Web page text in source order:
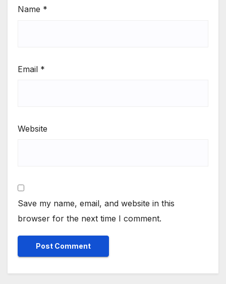
Name *
Email *
Website
Save my name, email, and website in this
browser for the next time I comment.